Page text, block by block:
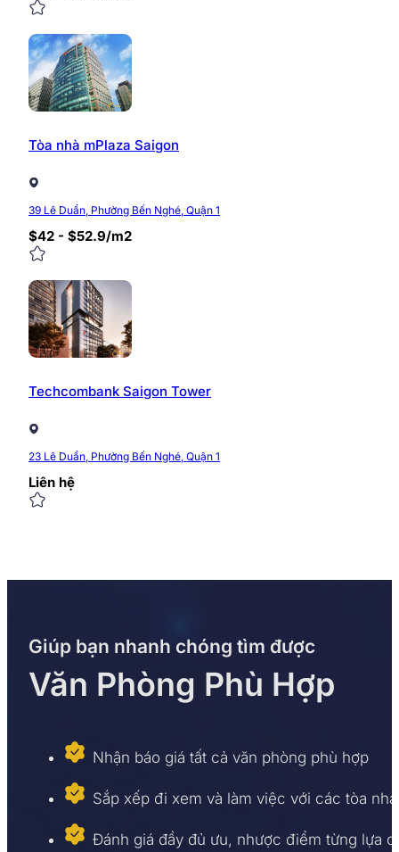
Tòa nhà mPlaza Saigon
39 Lê Duẩn, Phường Bến Nghé, Quận 1
$42 - $52.9/m2
Techcombank Saigon Tower
23 Lê Duẩn, Phường Bến Nghé, Quận 1
Liên hệ
Giúp bạn nhanh chóng tìm được
Văn Phòng Phù Hợp
Nhận báo giá tất cả văn phòng phù hợp
Sắp xếp đi xem và làm việc với các tòa nhà
Đánh giá đầy đủ ưu, nhược điểm từng lựa